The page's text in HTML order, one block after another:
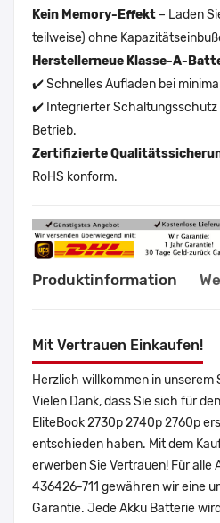
Kein Memory-Effekt – Laden
teilweise) ohne
Herstellerneue Klasse-A-
✔️ Schnelles Aufladen bei
✔️ Integrierter Schaltungsschutz
Betrieb.
Zertifizierte
RoHS konform.
Produktinformation
Mit Vertrauen Einkaufen!
Herzlich willkommen in unserem
Vielen Dank, dass Sie sich für
EliteBook 2730p 2740p 2760p
entschieden haben. Mit dem
erwerben Sie Vertrauen! Für alle
436426-711 gewähren wir eine
Garantie. Jede Akku Batterie